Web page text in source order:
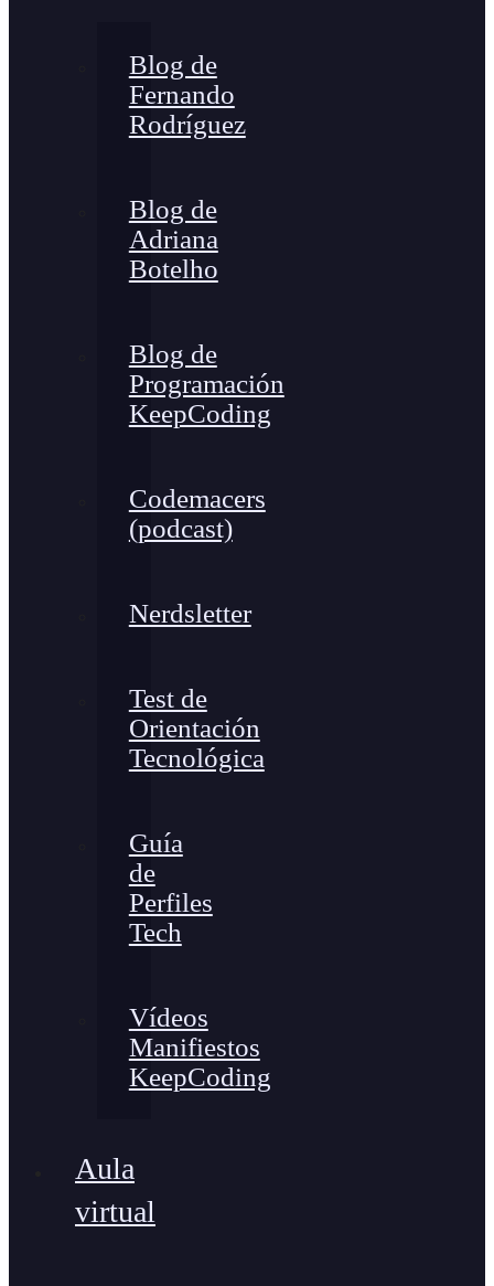
Blog de
Fernando
Rodríguez
Blog de
Adriana
Botelho
Blog de
Programación
KeepCoding
Codemacers
(podcast)
Nerdsletter
Test de
Orientación
Tecnológica
Guía
de
Perfiles
Tech
Vídeos
Manifiestos
KeepCoding
Aula
virtual